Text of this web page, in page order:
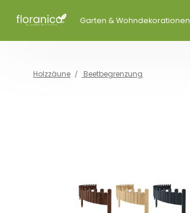
Garten & Wohndekorationen
Holzzäune Beetbegrenzung